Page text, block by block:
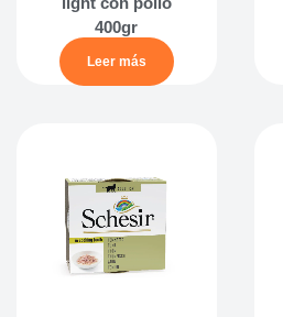
400gr
Leer más